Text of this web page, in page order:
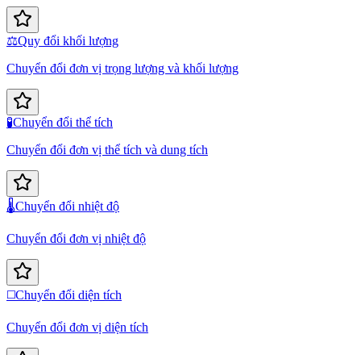
⚖️Quy đổi khối lượng
Chuyển đổi đơn vị trọng lượng và khối lượng
🧪Chuyển đổi thể tích
Chuyển đổi đơn vị thể tích và dung tích
🌡️Chuyển đổi nhiệt độ
Chuyển đổi đơn vị nhiệt độ
◻️Chuyển đổi diện tích
Chuyển đổi đơn vị diện tích